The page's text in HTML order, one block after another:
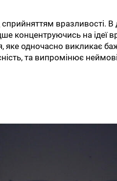
сприйняттям вразливості.
концентруючись на ідеї
яке одночасно викликає
та випромінює